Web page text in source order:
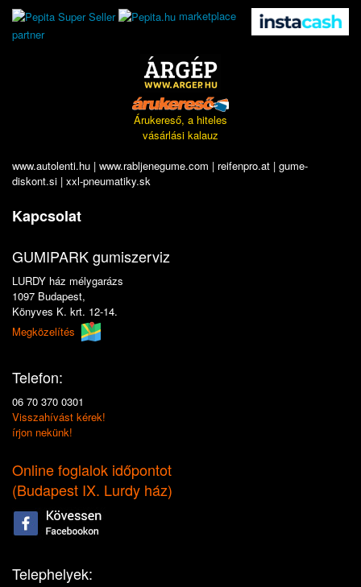
marketplace
partner
Árukereső, a hiteles
vásárlási kalauz
www.autolenti.hu | www.rabljenegume.com | reifenpro.at | gume-
diskont.si | xxl-pneumatiky.sk
Kapcsolat
GUMIPARK gumiszerviz
LURDY ház mélygarázs
1097 Budapest,
Könyves K. krt. 12-14.
Megközelítés
Telefon:
06 70 370 0301
Visszahívást kérek!
írjon nekünk!
Online foglalok időpontot
(Budapest IX. Lurdy ház)
Telephelyek: